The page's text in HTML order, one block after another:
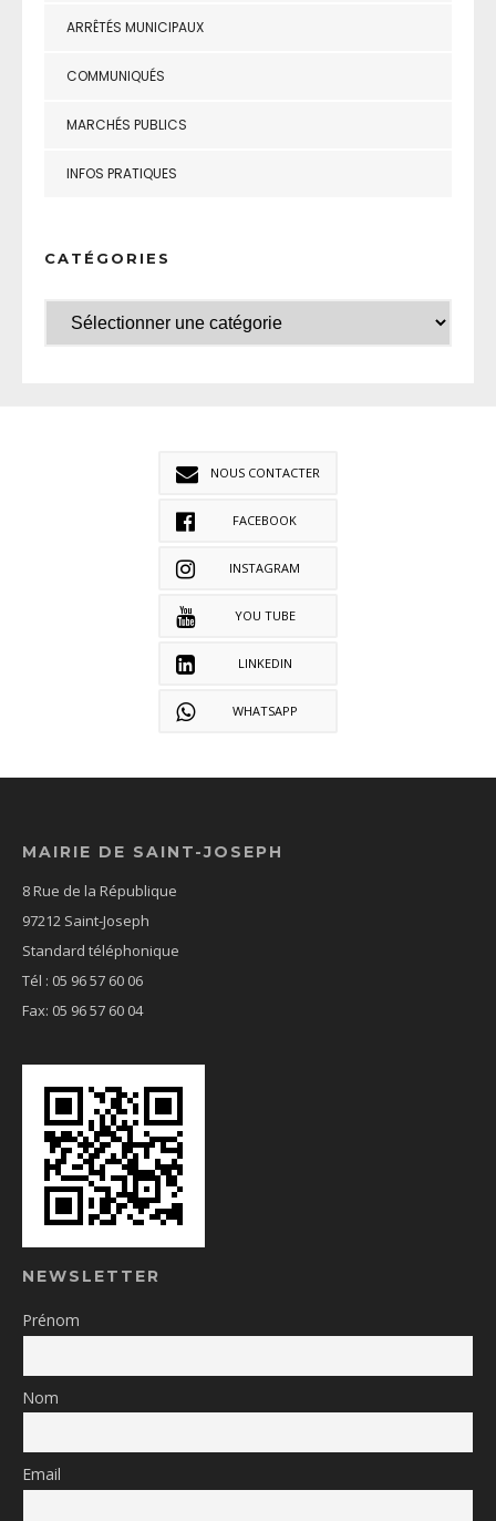
ARRÊTÉS MUNICIPAUX
COMMUNIQUÉS
MARCHÉS PUBLICS
INFOS PRATIQUES
CATÉGORIES
NOUS CONTACTER
FACEBOOK
INSTAGRAM
YOU TUBE
LINKEDIN
WHATSAPP
MAIRIE DE SAINT-JOSEPH
8 Rue de la République
97212 Saint-Joseph
Standard téléphonique
Tél : 05 96 57 60 06
Fax: 05 96 57 60 04
NEWSLETTER
Prénom
Nom
Email